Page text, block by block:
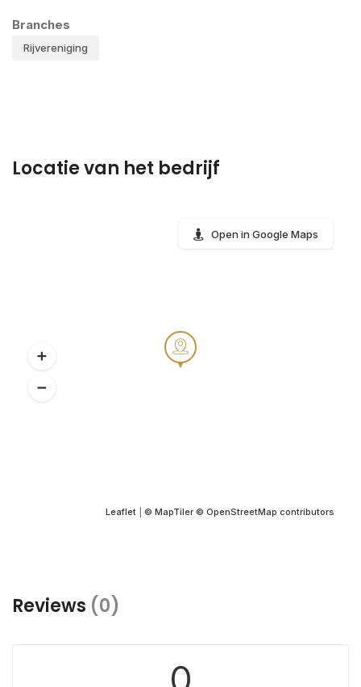
Branches
Rijvereniging
Locatie van het bedrijf
Leaflet © MapTiler © OpenStreetMap contributors
Open in Google Maps
Reviews (0)